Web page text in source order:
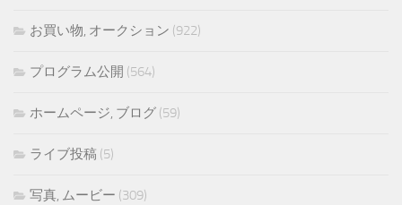
お買い物, オークション (922)
プログラム公開 (564)
ホームページ, ブログ (59)
ライブ投稿 (5)
写真, ムービー (309)